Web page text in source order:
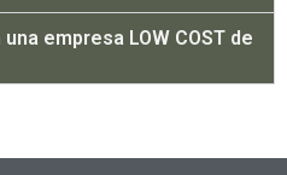
empresa LOW COST de